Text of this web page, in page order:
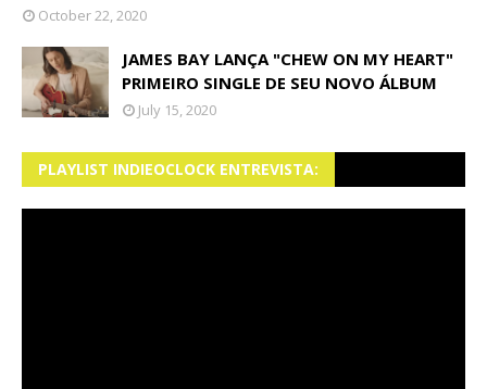
October 22, 2020
JAMES BAY LANÇA "CHEW ON MY HEART"
PRIMEIRO SINGLE DE SEU NOVO ÁLBUM
July 15, 2020
PLAYLIST INDIEOCLOCK ENTREVISTA: